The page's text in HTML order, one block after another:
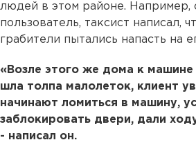
людей в этом районе. Например,
пользователь, таксист написал,
грабители пытались напасть на
«Возле этого же дома к машине
шла толпа малолеток, клиент
начинают ломиться в машину,
заблокировать двери, дали
- написал он.